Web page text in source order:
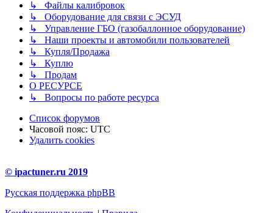
↳ Файлы калибровок
↳ Оборудование для связи с ЭСУД
↳ Управление ГБО (газобаллонное оборудование)
↳ Наши проекты и автомобили пользователей
↳ Купля/Продажа
↳ Куплю
↳ Продам
О РЕСУРСЕ
↳ Вопросы по работе ресурса
Список форумов
Часовой пояс: UTC
Удалить cookies
© ipactuner.ru 2019
Русская поддержка phpBB